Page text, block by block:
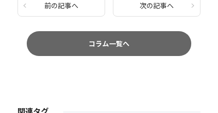
前の記事へ 次の記事へ
コラム一覧へ